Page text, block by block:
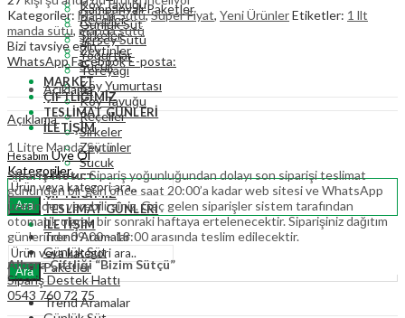
Kampanyalı Paketler
Günlük Süt
Jersey Sütü
Yoğurtlar
Tereyağı
Köy Yumurtası
Köy Tavuğu
Reçeller
Sirkeler
Zeytinler
Sucuk
MARKET
ÇIFTLIĞIMIZ
TESLIMAT GÜNLERI
İLETIŞIM
Ara
Trend Aramalar
Köy Tavuğu
Reçeller
Sirkeler
Zeytinler
Sucuk
MARKET
ÇIFTLIĞIMIZ
TESLIMAT GÜNLERI
İLETIŞIM
Hesabım Üye Ol
Kategoriler
Ara
Trend Aramalar
Günlük Süt
Paketler
Kategoriler: Manda Sütü,Süper Fiyat, Yeni ÜrünlerEtiketler: 1 llt
manda sütü, manda sütü
Bizi tavsiye edin:
WhatsAppFacebookE-posta:
Açıklama
Açıklama
1 Litre Manda Sütü
Sipariş Notu:Sipariş yoğunluğundan dolayı son siparişi teslimat
gününden bir gün önce saat 20:00’a kadar web sitesi ve WhatsApp
üzerinden verebilirsiniz. Geç gelen siparişler sistem tarafından
otomatik olarak bir sonraki haftaya ertelenecektir. Siparişiniz dağıtım
günlerinde 09:00 – 18:00 arasında teslim edilecektir.
Albera Çiftliği “Bizim Sütçü”
Sipariş Destek Hattı
0543 760 72 75